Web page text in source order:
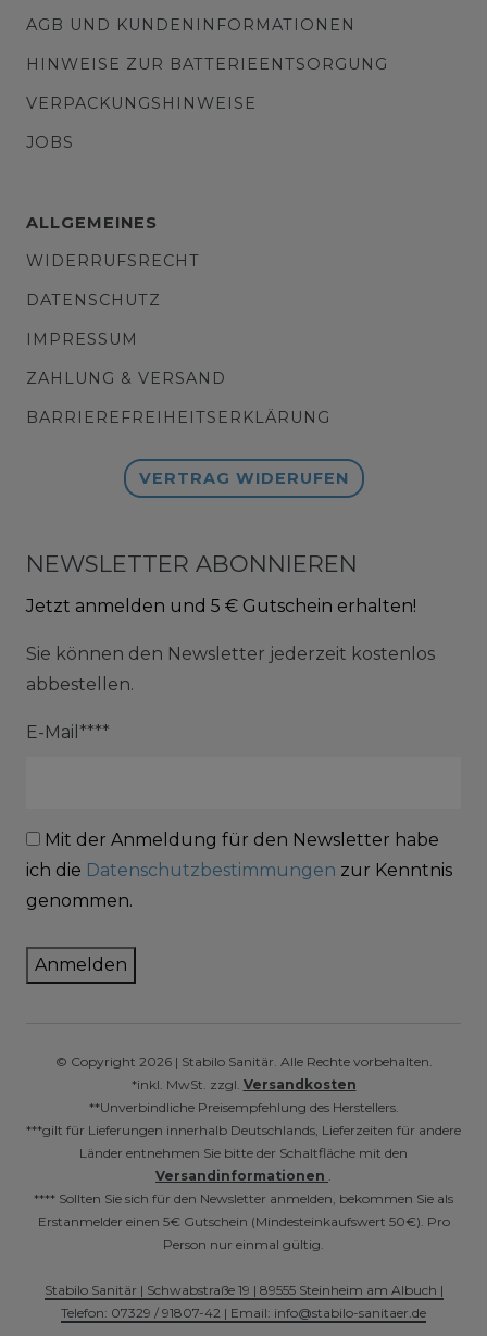
AGB UND KUNDENINFORMATIONEN
HINWEISE ZUR BATTERIEENTSORGUNG
VERPACKUNGSHINWEISE
JOBS
ALLGEMEINES
WIDERRUFSRECHT
DATENSCHUTZ
IMPRESSUM
ZAHLUNG & VERSAND
BARRIEREFREIHEITSERKLÄRUNG
VERTRAG WIDERUFEN
NEWSLETTER ABONNIEREN
Jetzt anmelden und 5 € Gutschein erhalten!
Sie können den Newsletter jederzeit kostenlos
abbestellen.
E-Mail****
Mit der Anmeldung für den Newsletter habe
ich die Datenschutzbestimmungen zur Kenntnis
genommen.
Anmelden
© Copyright 2026 | Stabilo Sanitär. Alle Rechte vorbehalten.
*inkl. MwSt. zzgl. Versandkosten
**Unverbindliche Preisempfehlung des Herstellers.
***gilt für Lieferungen innerhalb Deutschlands, Lieferzeiten für andere
Länder entnehmen Sie bitte der Schaltfläche mit den
Versandinformationen .
**** Sollten Sie sich für den Newsletter anmelden, bekommen Sie als
Erstanmelder einen 5€ Gutschein (Mindesteinkaufswert 50€). Pro
Person nur einmal gültig.
Stabilo Sanitär | Schwabstraße 19 | 89555 Steinheim am Albuch |
Telefon: 07329 / 91807-42 | Email: info@stabilo-sanitaer.de